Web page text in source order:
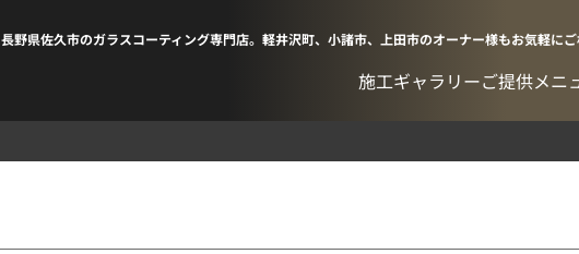
長野県佐久市のガラスコーティング専門店。軽井沢町、小諸市、上田市のオーナー様もお気軽に
施工ギャラリーご提供メニ